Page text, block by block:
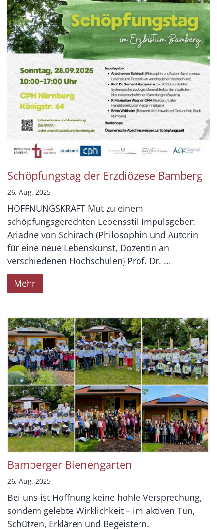
Schöpfungstag der Erzdiözese Bamberg
26. Aug. 2025
HOFFNUNGSKRAFT Mut zu einem
schöpfungsgerechten Lebensstil Impulsgeber:
Ariadne von Schirach (Philosophin und Autorin
für eine neue Lebenskunst, Dozentin an
verschiedenen Hochschulen) Prof. Dr. ...
Mehr
Bamberger Bienengarten
26. Aug. 2025
Bei uns ist Hoffnung keine hohle Versprechung,
sondern gelebte Wirklichkeit – im aktiven Tun,
Schützen, Erklären und Begeistern.